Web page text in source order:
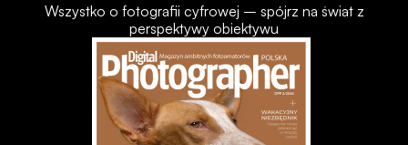
Wszystko o fotografii cyfrowej – spójrz na świat z
perspektywy obiektywu